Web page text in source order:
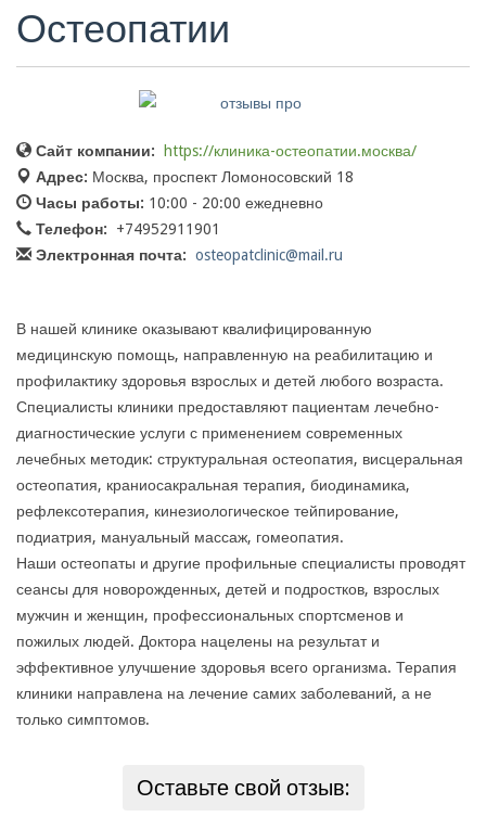
Остеопатии
Сайт компании:
https://клиника-остеопатии.москва/
Адрес: Москва, проспект Ломоносовский 18
Часы работы: 10:00 - 20:00 ежедневно
Телефон:
+74952911901
Электронная почта: osteopatclinic@mail.ru
В нашей клинике оказывают квалифицированную
медицинскую помощь, направленную на реабилитацию и
профилактику здоровья взрослых и детей любого возраста.
Специалисты клиники предоставляют пациентам лечебно-
диагностические услуги с применением современных
лечебных методик: структуральная остеопатия, висцеральная
остеопатия, краниосакральная терапия, биодинамика,
рефлексотерапия, кинезиологическое тейпирование,
подиатрия, мануальный массаж, гомеопатия.
Наши остеопаты и другие профильные специалисты проводят
сеансы для новорожденных, детей и подростков, взрослых
мужчин и женщин, профессиональных спортсменов и
пожилых людей. Доктора нацелены на результат и
эффективное улучшение здоровья всего организма. Терапия
клиники направлена на лечение самих заболеваний, а не
только симптомов.
Оставьте свой отзыв: